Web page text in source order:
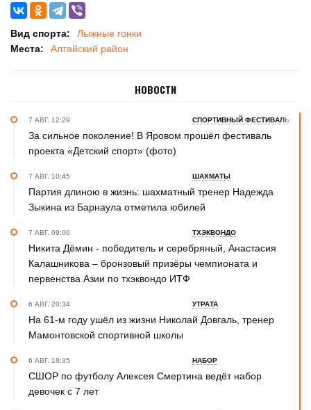
Вид спорта:
Лыжные гонки
Места:
Алтайский район
НОВОСТИ
7 АВГ. 12:29 СПОРТИВНЫЙ ФЕСТИВАЛЬ
За сильное поколение! В Яровом прошёл фестиваль
проекта «Детский спорт» (фото)
7 АВГ. 10:45 ШАХМАТЫ
Партия длиною в жизнь: шахматный тренер Надежда
Зыкина из Барнаула отметила юбилей
7 АВГ. 09:00 ТХЭКВОНДО
Никита Дёмин - победитель и серебряный, Анастасия
Калашникова – бронзовый призёры чемпионата и
первенства Азии по тхэквондо ИТФ
6 АВГ. 20:34 УТРАТА
На 61-м году ушёл из жизни Николай Довгаль, тренер
Мамонтовской спортивной школы
6 АВГ. 18:35 НАБОР
СШОР по футболу Алексея Смертина ведёт набор
девочек с 7 лет